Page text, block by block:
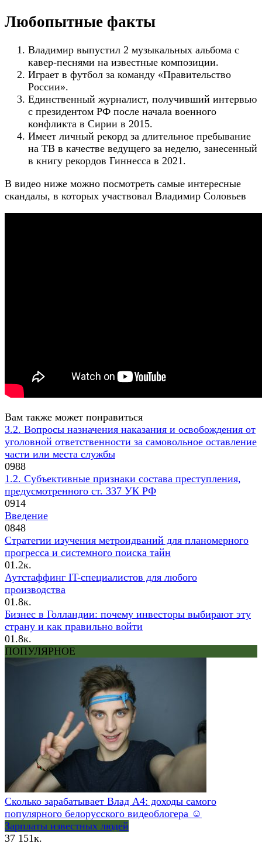
Любопытные факты
Владимир выпустил 2 музыкальных альбома с
кавер-песнями на известные композиции.
Играет в футбол за команду «Правительство
России».
Единственный журналист, получивший интервью
с президентом РФ после начала военного
конфликта в Сирии в 2015.
Имеет личный рекорд за длительное пребывание
на ТВ в качестве ведущего за неделю, занесенный
в книгу рекордов Гиннесса в 2021.
В видео ниже можно посмотреть самые интересные
скандалы, в которых участвовал Владимир Соловьев
Вам также может понравиться
3.2. Вопросы назначения наказания и освобождения от
уголовной ответственности за самовольное оставление
части или места службы
0988
1.2. Субъективные признаки состава преступления,
предусмотренного ст. 337 УК РФ
0914
Введение
0848
Стратегии изучения метроидваний для планомерного
прогресса и системного поиска тайн
01.2к.
Аутстаффинг IT-специалистов для любого
производства
01.8к.
Бизнес в Голландии: почему инвесторы выбирают эту
страну и как правильно войти
01.8к.
ПОПУЛЯРНОЕ
Сколько зарабатывает Влад А4: доходы самого
популярного белорусского видеоблогера ☺
Зарплаты известных людей
37 151к.